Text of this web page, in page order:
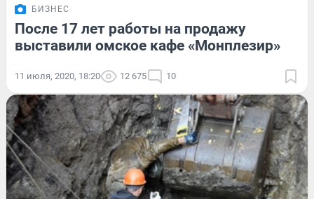
БИЗНЕС
После 17 лет работы на продажу
выставили омское кафе «Монплезир»
11 июля, 2020, 18:20 12 675 10